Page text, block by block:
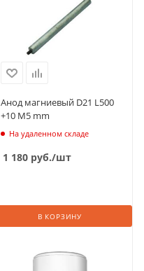
Анод магниевый D21 L500
+10 М5 mm
На удаленном складе
1 180 руб./шт
В КОРЗИНУ